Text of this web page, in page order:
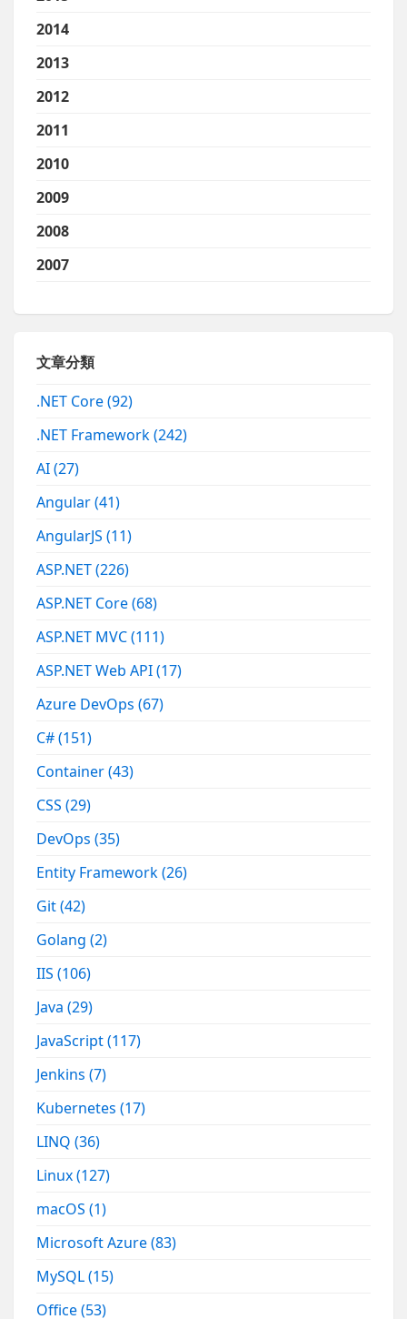
2014
2013
2012
2011
2010
2009
2008
2007
文章分類
.NET Core(92)
.NET Framework(242)
AI(27)
Angular(41)
AngularJS(11)
ASP.NET(226)
ASP.NET Core(68)
ASP.NET MVC(111)
ASP.NET Web API(17)
Azure DevOps(67)
C#(151)
Container(43)
CSS(29)
DevOps(35)
Entity Framework(26)
Git(42)
Golang(2)
IIS(106)
Java(29)
JavaScript(117)
Jenkins(7)
Kubernetes(17)
LINQ(36)
Linux(127)
macOS(1)
Microsoft Azure(83)
MySQL(15)
Office(53)